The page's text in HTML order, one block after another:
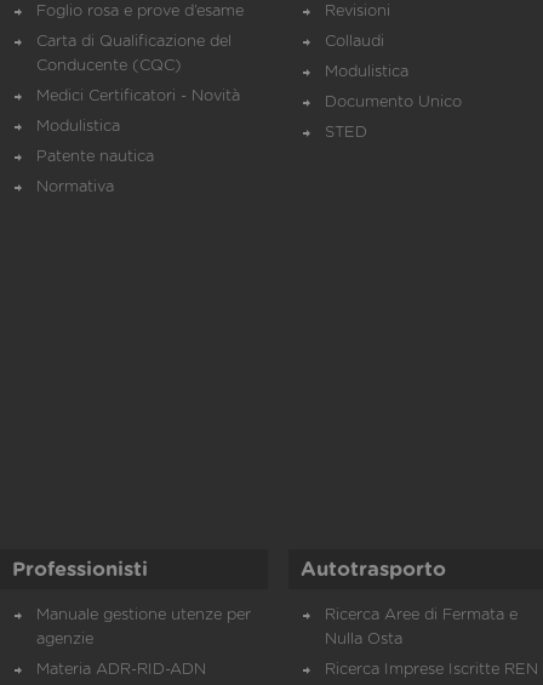
Foglio rosa e prove d’esame
Carta di Qualificazione del
Conducente (CQC)
Medici Certificatori - Novità
Modulistica
Patente nautica
Normativa
Revisioni
Collaudi
Modulistica
Documento Unico
STED
Professionisti
Manuale gestione utenze per
agenzie
Materia ADR-RID-ADN
Autotrasporto
Ricerca Aree di Fermata e
Nulla Osta
Ricerca Imprese Iscritte REN